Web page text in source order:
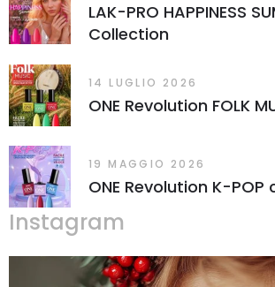
LAK-PRO HAPPINESS
Collection
14 LUGLIO 2026
ONE Revolution FOLK
19 MAGGIO 2026
ONE Revolution K-
Instagram